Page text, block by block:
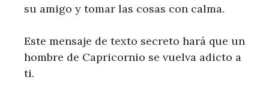
su amigo y tomar las cosas con calma.
Este mensaje de texto secreto hará que un
hombre de Capricornio se vuelva adicto a
ti.